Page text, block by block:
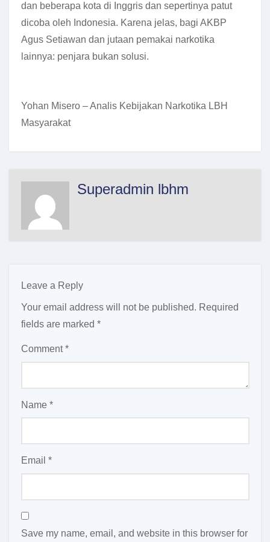
dan beberapa kota di Inggris dan sepertinya patut
dicoba oleh Indonesia. Karena jelas, bagi AKBP
Agus Setiawan dan jutaan pemakai narkotika
lainnya: penjara bukan solusi.
Yohan Misero – Analis Kebijakan Narkotika LBH
Masyarakat
Superadmin lbhm
Leave a Reply
Your email address will not be published. Required
fields are marked *
Comment*
Name *
Email *
Save my name, email, and website in this browser for